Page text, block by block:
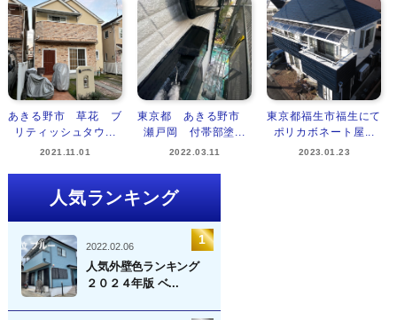
あきる野市 草花 ブ
リティッシュタウ...
2021.11.01
東京都 あきる野市
瀬戸岡 付帯部塗...
2022.03.11
東京都福生市福生にて
ポリカボネート屋...
2023.01.23
人気ランキング
2022.02.06
人気外壁色ランキング
２０２４年版 ベ...